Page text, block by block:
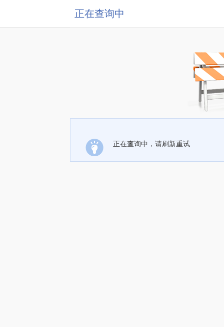
正在查询中
正在查询中，请刷新重试